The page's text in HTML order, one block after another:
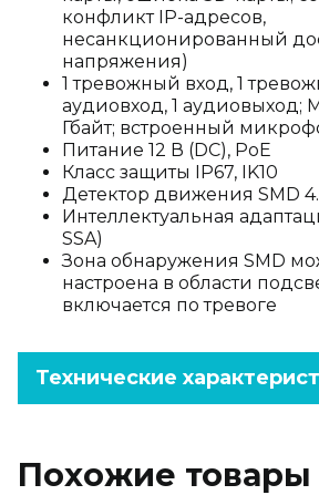
конфликт IP-адресов,
несанкционированный
напряжения)
1 тревожный вход, 1
аудиовход, 1 аудиовыход;
Гбайт; встроенный
Питание 12 В (DC), PoE
Класс защиты IP67, IK10
Детектор движения SMD
Интеллектуальная
SSA)
Зона обнаружения SMD
настроена в области
включается по тревоге
Технические
Похожие товары